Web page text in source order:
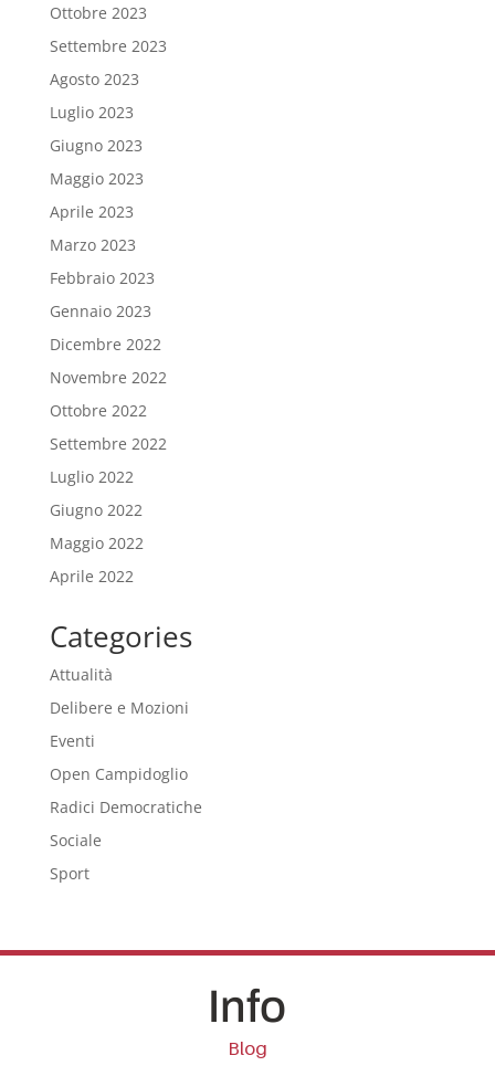
Ottobre 2023
Settembre 2023
Agosto 2023
Luglio 2023
Giugno 2023
Maggio 2023
Aprile 2023
Marzo 2023
Febbraio 2023
Gennaio 2023
Dicembre 2022
Novembre 2022
Ottobre 2022
Settembre 2022
Luglio 2022
Giugno 2022
Maggio 2022
Aprile 2022
Categories
Attualità
Delibere e Mozioni
Eventi
Open Campidoglio
Radici Democratiche
Sociale
Sport
Info
Blog